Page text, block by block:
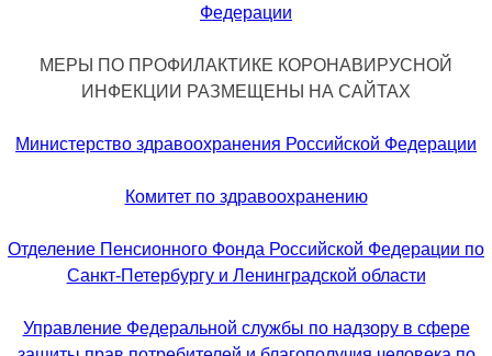
Федерации
МЕРЫ ПО ПРОФИЛАКТИКЕ КОРОНАВИРУСНОЙ
ИНФЕКЦИИ РАЗМЕЩЕНЫ НА САЙТАХ
Министерство здравоохранения Российской Федерации
Комитет по здравоохранению
Отделение Пенсионного Фонда Российской Федерации по
Санкт-Петербургу и Ленинградской области
Управление Федеральной службы по надзору в сфере